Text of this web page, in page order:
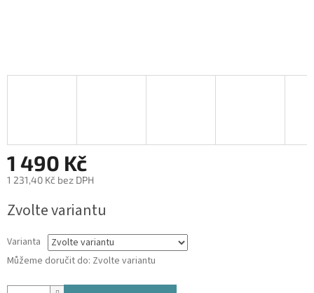
1 490 Kč
1 231,40 Kč bez DPH
cena:
Zvolte variantu
Varianta
Můžeme doručit do: Zvolte variantu